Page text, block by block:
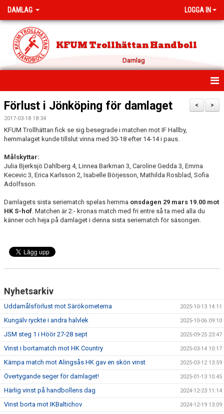
DAMLAG LOGGA IN
KFUM Trollhättan Handboll
Damlag
HEM
NYHETER
KALENDER
TRUPPEN
BILDGALLERI
DOKUMENT
MATCHER
>
<
Förlust i Jönköping för damlaget
2017-03-18 18:34
KFUM Trollhättan fick se sig besegrade i matchen mot IF Hallby,
hemmalaget kunde tillslut vinna med 30-18 efter 14-14 i paus.
Målskyttar:
Julia Bjerksjö Dahlberg 4, Linnea Barkman 3, Caroline Gedda 3, Emma
Kecevic 3, Erica Karlsson 2, Isabelle Börjesson, Mathilda Rosblad, Sofia
Adolfsson.
Damlagets sista seriematch spelas hemma onsdagen 29 mars 19.00 mot
HK S-hof. Matchen är 2:- kronas match med fri entre så ta med alla du
känner och heja på damlaget i denna sista seriematch för säsongen.
Nyhetsarkiv
Uddamålsförlust mot Särökometerna 2025-10-13 14:11
Kungälv ryckte i andra halvlek 2025-10-06 09:10
JSM steg 1 i Höör 27-28 sept 2025-09-25 23:47
Vinst i bortamatch mot HK Country 2025-03-14 10:17
Kämpa match mot Alingsås HK gav en skön vinst 2025-03-12 13:59
Övertygande seger för damlaget! 2025-01-13 10:45
Härlig vinst på handbollens dag 2024-12-23 11:14
Vinst borta mot IKBaltichov 2024-12-19 13:09